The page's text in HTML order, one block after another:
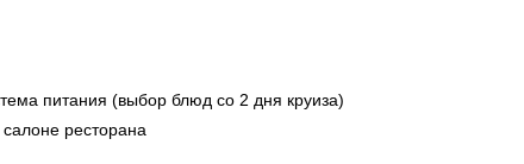
питания (выбор блюд со 2 дня круиза)
ресторана